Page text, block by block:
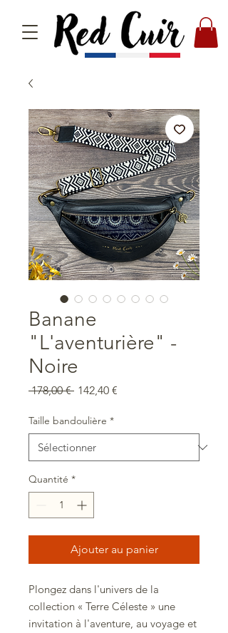
Banane
"L'aventurière" -
Noire
178,00 € Prix
142,40 €
Taille bandoulière *
Quantité *
Ajouter au panier
Plongez dans l'univers de la
collection « Terre Céleste » une
invitation à l'aventure, au voyage et